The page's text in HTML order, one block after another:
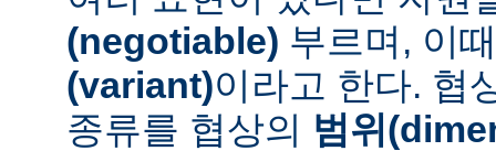
(negotiable) 부르며, 이
(variant)이라고 한다. 협
종류를 협상의 범위